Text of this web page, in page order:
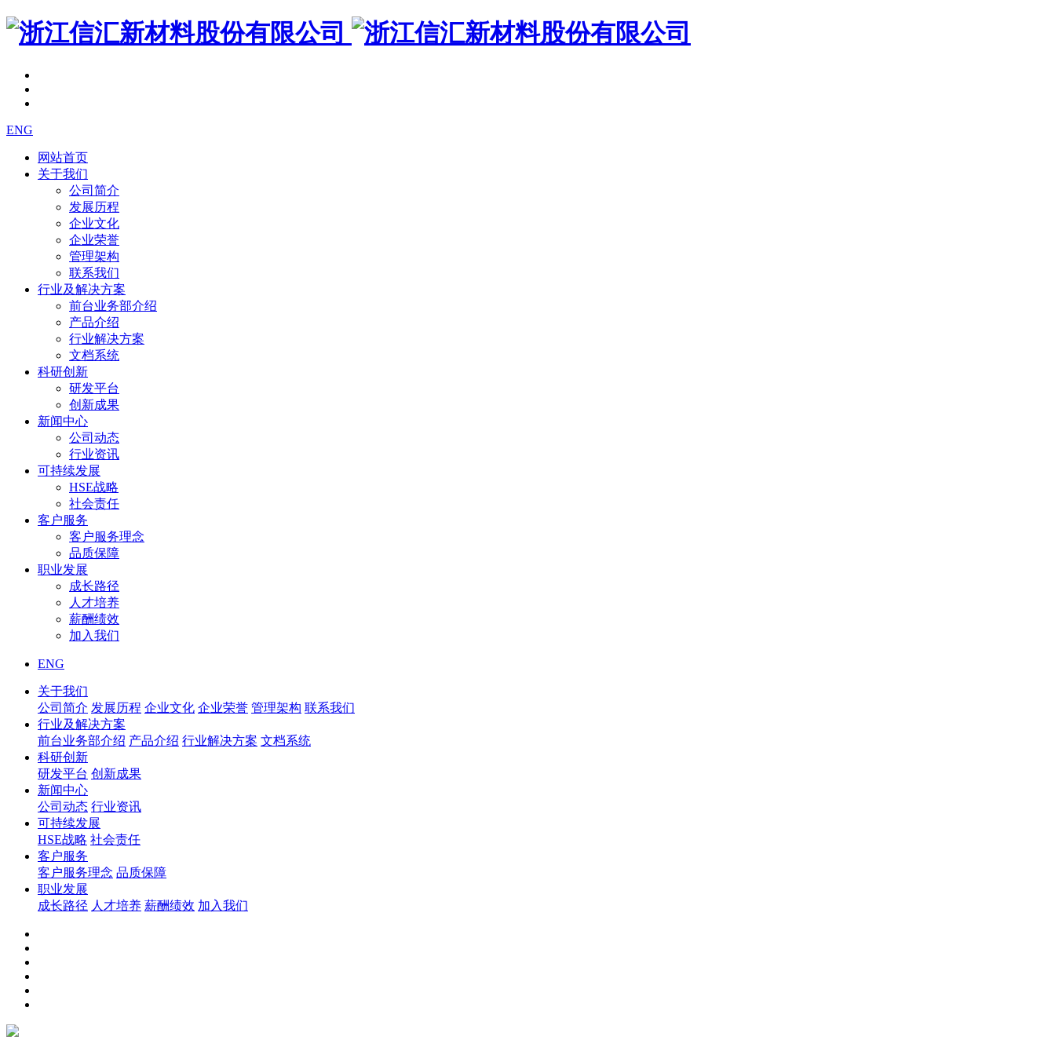
ENG
网站首页
关于我们
公司简介
发展历程
企业文化
企业荣誉
管理架构
联系我们
行业及解决方案
前台业务部介绍
产品介绍
行业解决方案
文档系统
科研创新
研发平台
创新成果
新闻中心
公司动态
行业资讯
可持续发展
HSE战略
社会责任
客户服务
客户服务理念
品质保障
职业发展
成长路径
人才培养
薪酬绩效
加入我们
ENG
关于我们
公司简介 发展历程 企业文化 企业荣誉 管理架构 联系我们
行业及解决方案
前台业务部介绍 产品介绍 行业解决方案 文档系统
科研创新
研发平台 创新成果
新闻中心
公司动态 行业资讯
可持续发展
HSE战略 社会责任
客户服务
客户服务理念 品质保障
职业发展
成长路径 人才培养 薪酬绩效 加入我们